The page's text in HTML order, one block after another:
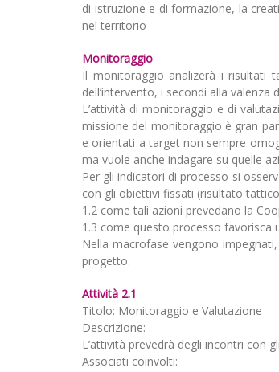
di istruzione e di formazione, la
nel territorio
Monitoraggio
Il monitoraggio analizerà i risultati
dell’intervento, i secondi alla
L’attività di monitoraggio e di
missione del monitoraggio è gran
e orientati a target non sempre
ma vuole anche indagare su quelle
Per gli indicatori di processo si
con gli obiettivi fissati (risultato
1.2 come tali azioni prevedano la
1.3 come questo processo favorisca
Nella macrofase vengono
progetto.
Attività 2.1
Titolo: Monitoraggio e Valutazione
Descrizione:
L’attività prevedrà degli incontri con
Associati coinvolti: